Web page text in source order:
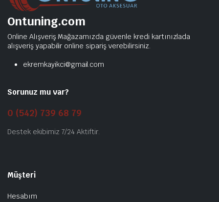
Ontuning.com
Online Alışveriş Mağazamızda güvenle kredi kartınızlada
alışveriş yapabilir online sipariş verebilirsiniz.
ekremkayikci@gmail.com
Sorunuz mu var?
0 (542) 739 68 79
Destek ekibimiz 7/24 Aktiftir.
Müşteri
Hesabım